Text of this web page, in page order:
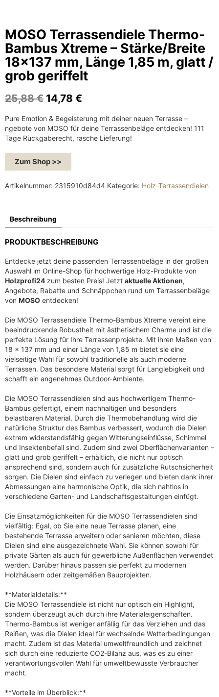
MOSO Terrassendiele Thermo-
Bambus Xtreme – Stärke/Breite
18×137 mm, Länge 1,85 m, glatt /
grob geriffelt
25,88€ U
s
p
r
ü
n
l
h
r
r
e
i
s
a
r
:
2
5
,
8
€
14,78 €
t
u
e
r
s
s
t
:
,
7
8
€
.
Pure Emotion & Begeisterung mit deiner neuen Terrasse –
ngebote von MOSO für deine Terrassenbeläge entdecken! 111
Tage Rückgaberecht, rasche Lieferung!
Zum Shop >>
Artikelnummer: 2315910d84d4 Kategorie: Holz-Terrassendielen
Beschreibung
PRODUKTBESCHREIBUNG
Entdecke jetzt deine passenden Terrassenbeläge in der großen
Auswahl im Online-Shop für hochwertige Holz-Produkte von
Holzprofi24 zum besten Preis! Jetzt aktuelle Aktionen,
Angebote, Rabatte und Schnäppchen rund um Terrassenbeläge
von MOSO entdecken!
Die MOSO Terrassendiele Thermo-Bambus Xtreme vereint eine
beeindruckende Robustheit mit ästhetischem Charme und ist die
perfekte Lösung für Ihre Terrassenprojekte. Mit ihren Maßen von
18 x 137 mm und einer Länge von 1,85 m bietet sie eine
vielseitige Wahl für sowohl traditionelle als auch moderne
Terrassen. Das besondere Material sorgt für Langlebigkeit und
schafft ein angenehmes Outdoor-Ambiente.
Die MOSO Terrassendielen sind aus hochwertigem Thermo-
Bambus gefertigt, einem nachhaltigen und besonders
belastbaren Material. Durch die Thermobehandlung wird die
natürliche Struktur des Bambus verbessert, wodurch die Dielen
extrem widerstandsfähig gegen Witterungseinflüsse, Schimmel
und Insektenbefall sind. Zudem sind zwei Oberflächenvarianten –
glatt und grob geriffelt – erhältlich, die nicht nur optisch
ansprechend sind, sondern auch für zusätzliche Rutschsicherheit
sorgen. Die Dielen sind einfach zu verlegen und bieten dank ihrer
Abmessungen eine harmonische Optik, die sich nahtlos in
verschiedene Garten- und Landschaftsgestaltungen einfügt.
Die Einsatzmöglichkeiten für die MOSO Terrassendielen sind
vielfältig: Egal, ob Sie eine neue Terrasse planen, eine
bestehende Terrasse erweitern oder sanieren möchten, diese
Dielen sind eine ausgezeichnete Wahl. Sie können sowohl für
private Gärten als auch für gewerbliche Außenflächen verwendet
werden. Darüber hinaus passen sie perfekt zu modernen
Holzhäusern oder zeitgemäßen Bauprojekten.
**Materialdetails:**
Die MOSO Terrassendiele ist nicht nur optisch ein Highlight,
sondern überzeugt auch durch ihre Materialeigenschaften.
Thermo-Bambus ist weniger anfällig für das Verziehen und das
Reißen, was die Dielen ideal für wechselnde Wetterbedingungen
macht. Zudem ist das Material umweltfreundlich und zeichnet
sich durch eine reduzierte CO2-Bilanz aus, was es zu einer
verantwortungsvollen Wahl für umweltbewusste Verbraucher
macht.
**Vorteile im Überblick:**